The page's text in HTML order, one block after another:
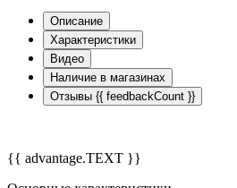
Описание
Характеристики
Видео
Наличие в магазинах
Отзывы {{ feedbackCount }}
{{ advantage.TEXT }}